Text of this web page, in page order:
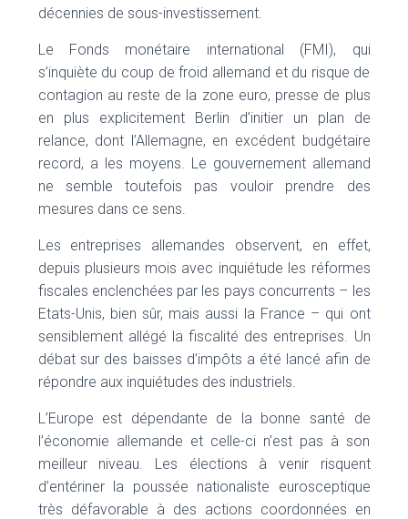
décennies de sous-investissement.
Le Fonds monétaire international (FMI), qui
s’inquiète du coup de froid allemand et du risque de
contagion au reste de la zone euro, presse de plus
en plus explicitement Berlin d’initier un plan de
relance, dont l’Allemagne, en excédent budgétaire
record, a les moyens. Le gouvernement allemand
ne semble toutefois pas vouloir prendre des
mesures dans ce sens.
Les entreprises allemandes observent, en effet,
depuis plusieurs mois avec inquiétude les réformes
fiscales enclenchées par les pays concurrents – les
Etats-Unis, bien sûr, mais aussi la France – qui ont
sensiblement allégé la fiscalité des entreprises. Un
débat sur des baisses d’impôts a été lancé afin de
répondre aux inquiétudes des industriels.
L’Europe est dépendante de la bonne santé de
l’économie allemande et celle-ci n’est pas à son
meilleur niveau. Les élections à venir risquent
d’entériner la poussée nationaliste eurosceptique
très défavorable à des actions coordonnées en